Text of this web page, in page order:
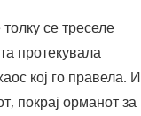
се треселе
протекувала
кој го правела. И
покрај орманот за